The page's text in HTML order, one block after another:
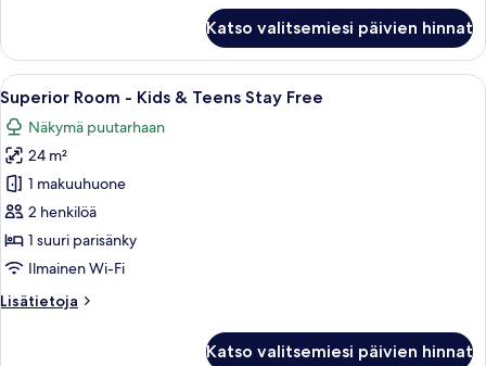
Free
kuvat
Sea
View
-
Kids
&
Teens
Stay
Free
Katso valitsemiesi päivien hinnat
Avaa
kaikki
huonetyypin
Superior
Room
-
Kids
&
Stay
Hotellihuone, jossa on sänky,
7
Superior Room - Kids & Teens Stay Free
Näkymä puutarhaan
24 m²
1 makuuhuone
2 henkilöä
1 suuri parisänky
Ilmainen Wi-Fi
Lisätietoja
Lisätietoja
Katso valitsemiesi päivien hinnat